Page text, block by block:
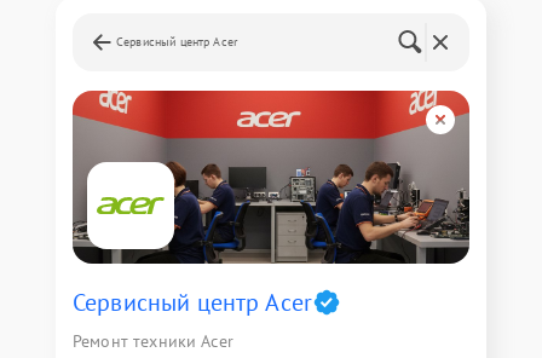
Сервисный центр Acer
Сервисный центр Acer
Ремонт техники Acer